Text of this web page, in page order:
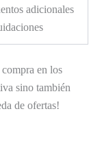
adicionales
en los
sino también
de ofertas!